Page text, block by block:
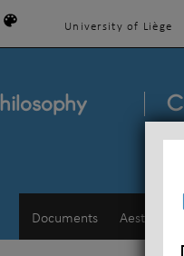
University of Liège
Documents Aesthetics